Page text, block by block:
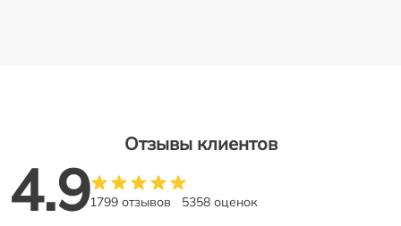
Отзывы клиентов
4.91799 отзывов 5358 оценок